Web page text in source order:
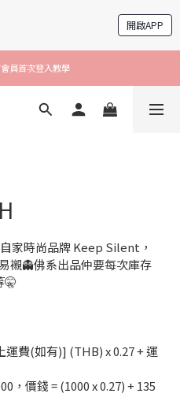
開啟APP
員首次登入教學
家時尚品牌 Keep Silent，
襯👻佛系出品仲要每次庫存
🤫
費(如有)] (THB) x 0.27 + 運
，價錢 = (1000 x 0.27) + 135